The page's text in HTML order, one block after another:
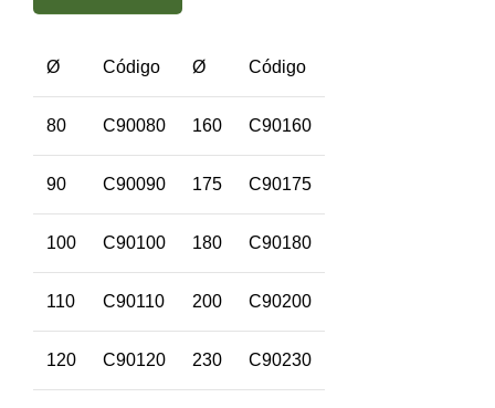
Ø Código Ø Código
80 C90080 160 C90160
90 C90090 175 C90175
100 C90100 180 C90180
110 C90110 200 C90200
120 C90120 230 C90230